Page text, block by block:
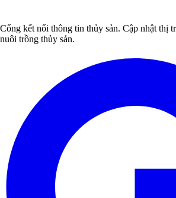
Cổng kết nối thông tin thủy sản. Cập nhật thị
nuôi trồng thủy sản.